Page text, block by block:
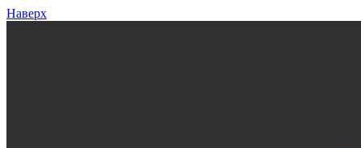
Наверх